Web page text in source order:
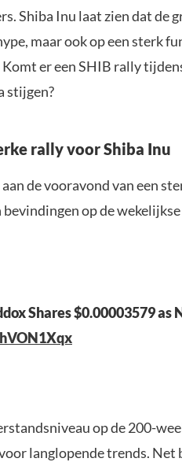
Shiba Inu laat zien dat de
maar ook op een sterk
er een SHIB rally
stijgen?
rally voor Shiba Inu
de vooravond van een
op de
Shares $0.00003579 as
op de 200-
langlopende trends. Net